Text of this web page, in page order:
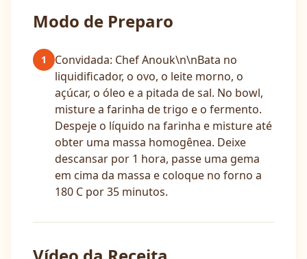
Modo de Preparo
1
Convidada: Chef Anouk\n\nBata no
liquidificador, o ovo, o leite morno, o
açúcar, o óleo e a pitada de sal. No bowl,
misture a farinha de trigo e o fermento.
Despeje o líquido na farinha e misture até
obter uma massa homogênea. Deixe
descansar por 1 hora, passe uma gema
em cima da massa e coloque no forno a
180 C por 35 minutos.